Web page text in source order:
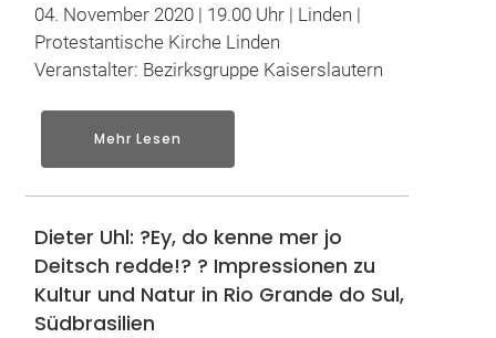
04. November 2020 | 19.00 Uhr | Linden |
Protestantische Kirche Linden
Veranstalter: Bezirksgruppe Kaiserslautern
Mehr Lesen
Dieter Uhl: ?Ey, do kenne mer jo
Deitsch redde!? ? Impressionen zu
Kultur und Natur in Rio Grande do Sul,
Südbrasilien